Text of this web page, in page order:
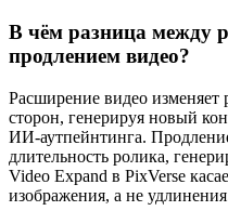
В чём разница между
продлением видео?
Расширение видео изменяет
сторон, генерируя новый
ИИ-аутпейнтинга.
длительность ролика,
Video Expand в PixVerse
изображения, а не